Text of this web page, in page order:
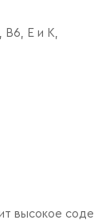
В6, Е и К,
высокое